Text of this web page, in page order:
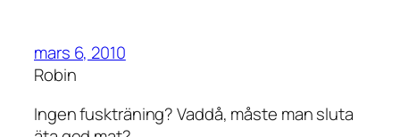
mars 6, 2010
Robin
Ingen fuskträning? Vaddå, måste man sluta